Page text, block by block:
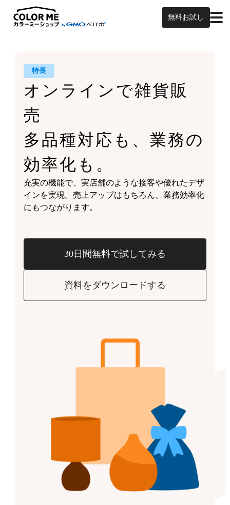
無料お試し
特長
オンラインで雑貨販
売
多品種対応も、業務の
効率化も。
充実の機能で、実店舗のような接客や優れたデザ
インを実現。売上アップはもちろん、業務効率化
にもつながります。
30日間無料で試してみる
資料をダウンロードする